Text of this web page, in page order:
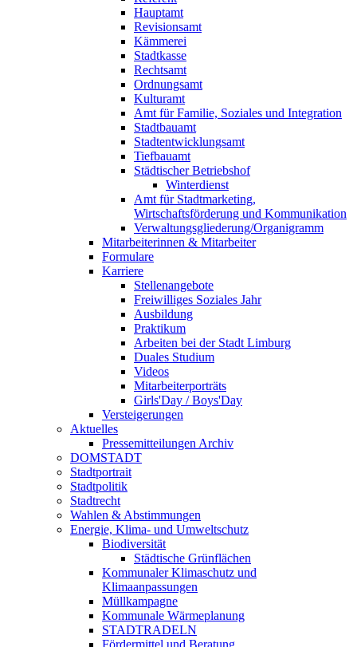
Hauptamt
Revisionsamt
Kämmerei
Stadtkasse
Rechtsamt
Ordnungsamt
Kulturamt
Amt für Familie, Soziales und Integration
Stadtbauamt
Stadtentwicklungsamt
Tiefbauamt
Städtischer Betriebshof
Winterdienst
Amt für Stadtmarketing,
Wirtschaftsförderung und Kommunikation
Verwaltungsgliederung/Organigramm
Mitarbeiterinnen & Mitarbeiter
Formulare
Karriere
Stellenangebote
Freiwilliges Soziales Jahr
Ausbildung
Praktikum
Arbeiten bei der Stadt Limburg
Duales Studium
Videos
Mitarbeiterporträts
Girls'Day / Boys'Day
Versteigerungen
Aktuelles
Pressemitteilungen Archiv
DOMSTADT
Stadtportrait
Stadtpolitik
Stadtrecht
Wahlen & Abstimmungen
Energie, Klima- und Umweltschutz
Biodiversität
Städtische Grünflächen
Kommunaler Klimaschutz und
Klimaanpassungen
Müllkampagne
Kommunale Wärmeplanung
STADTRADELN
Fördermittel und Beratung